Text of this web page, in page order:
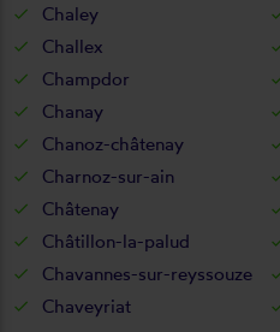
Chaley
Challex
Champdor
Chanay
Chanoz-châtenay
Charnoz-sur-ain
Châtenay
Châtillon-la-palud
Chavannes-sur-reyssouze
Chaveyriat